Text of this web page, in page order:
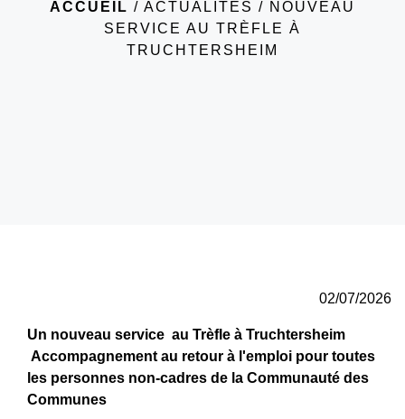
ACCUEIL / ACTUALITÉS / NOUVEAU
SERVICE AU TRÈFLE À
TRUCHTERSHEIM
02/07/2026
Un nouveau service au Trèfle à Truchtersheim
Accompagnement au retour à l'emploi pour toutes
les personnes non-cadres de la Communauté des
Communes